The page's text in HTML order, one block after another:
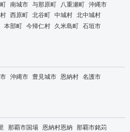
南城市 与那原町 八重瀬町 沖縄市
西原町 北谷町 中城村 北中城村
本部町 今帰仁村 久米島町 石垣市
沖縄市 豊見城市 恩納村 名護市
那覇市国場 恩納村恩納 那覇市銘苅